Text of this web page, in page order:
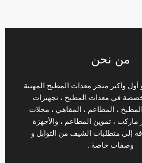
من نحن
وأكبر متجر معدات المطبخ المهنية
في معدات المطبخ ، تجهيزات
، المطاعم ، المقاهي ، محلات
ماركت ، تموين المطاعم ، والأجهزة
إلى متطلبات الشيف من التوابل و
وصفات خاصة .